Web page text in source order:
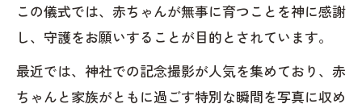
この儀式では、赤ちゃんが無事に育つことを神に感謝
し、守護をお願いすることが目的とされています。
最近では、神社での記念撮影が人気を集めており、赤
ちゃんと家族がともに過ごす特別な瞬間を写真に収め